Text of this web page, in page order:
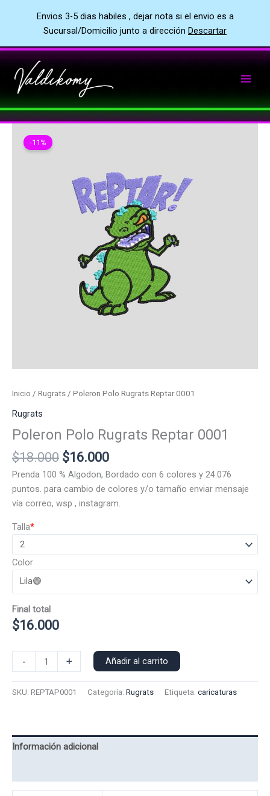
Envios 3-5 dias habiles , dejar nota si el envio es a
Sucursal/Domicilio junto a dirección Descartar
al
contenido
-11%
Inicio / Rugrats / Poleron Polo Rugrats Reptar 0001
Rugrats
Poleron Polo Rugrats Reptar 0001
$18.000 El
precio
original
era:
$16.000El
precio
actual
es:
Prenda 100 % Algodon, Bordado con 6 colores y 24.076
puntos. para cambio de colores y/o tamaño enviar mensaje
vía correo, wsp , instagram.
*
Talla
Color
Final total
$16.000
-
Polo
+ Añadir al carrito
SKU: REPTAP0001 Categoría: Rugrats Etiqueta: caricaturas
Información adicional